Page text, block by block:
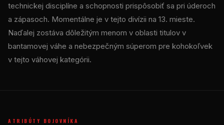
technickej disciplíne a schopnosti prispôsobiť sa pri úderoch
a zápasoch. Momentálne je v tejto divízii na 13. mieste.
Naďalej zostáva dôležitým menom v oblasti titulov v
bantamovej váhe a nebezpečným súperom pre kohokoľvek
v tejto váhovej kategórii.
ATRIBÚTY BOJOVNÍKA